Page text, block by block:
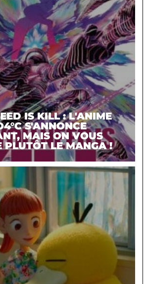
IS KILL : L'ANIME
S'ANNONCE
MAIS ON VOUS
PLUTÔT LE MANGA !